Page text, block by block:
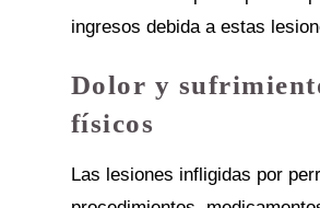
ingresos debida a estas
Dolor y
físicos
Las lesiones infligidas por